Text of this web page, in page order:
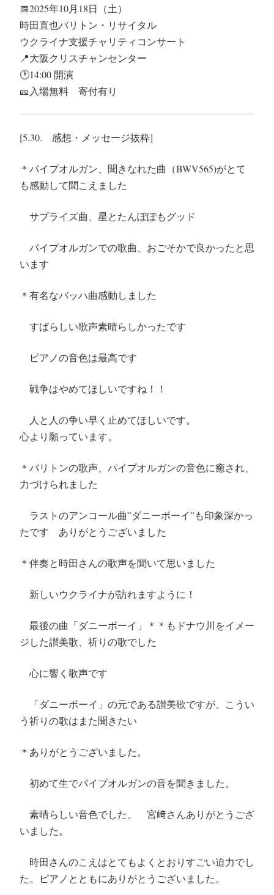
📅2025年10月18日（土）
時田直也バリトン・リサイタル
ウクライナ支援チャリティコンサート
📍大阪クリスチャンセンター
🕐14:00 開演
🎫入場無料 寄付有り
[5.30. 感想・メッセージ抜粋]
＊パイプオルガン、聞きなれた曲（BWV565)がとて
も感動して聞こえました
サプライズ曲、星とたんぽぽもグッド
パイプオルガンでの歌曲、おごそかで良かったと思
います
＊有名なバッハ曲感動しました
すばらしい歌声素晴らしかったです
ピアノの音色は最高です
戦争はやめてほしいですね！！
人と人の争い早く止めてほしいです。
心より願っています。
＊バリトンの歌声、パイプオルガンの音色に癒され、
力づけられました
ラストのアンコール曲”ダニーボーイ”も印象深かっ
たです ありがとうございました
＊伴奏と時田さんの歌声を聞いて思いました
新しいウクライナが訪れますように！
最後の曲「ダニーボーイ」＊＊もドナウ川をイメー
ジした讃美歌、祈りの歌でした
心に響く歌声です
「ダニーボーイ」の元である讃美歌ですが、こうい
う祈りの歌はまた聞きたい
＊ありがとうございました。
初めて生でパイプオルガンの音を聞きました。
素晴らしい音色でした。 宮﨑さんありがとうござ
いました。
時田さんのこえはとてもよくとおりすごい迫力でし
た。ピアノとともにありがとうございました。